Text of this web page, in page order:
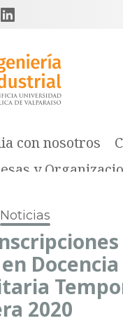
con nosotros
y
Noticias
Docencia
2020